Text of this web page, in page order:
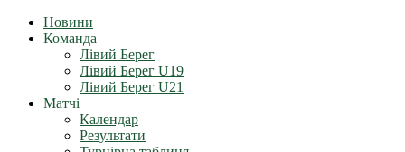
Новини
Команда
Лівий Берег
Лівий Берег U19
Лівий Берег U21
Матчі
Календар
Результати